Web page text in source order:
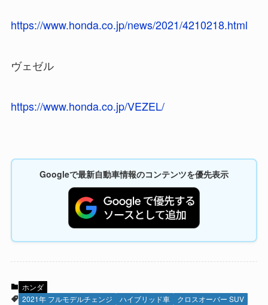
https://www.honda.co.jp/news/2021/4210218.html
ヴェゼル
https://www.honda.co.jp/VEZEL/
Googleで最新自動車情報のコンテンツを優先表示
ホンダ
2021年 フルモデルチェンジ
ハイブリッド車
クロスオーバー SUV